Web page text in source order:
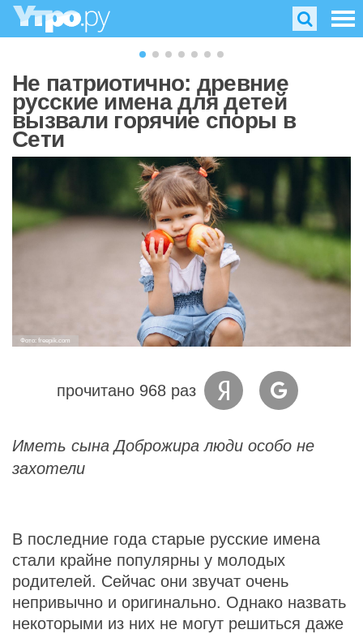
Не патриотично: древние
русские имена для детей
вызвали горячие споры в
Сети
Фото: freepik.com
прочитано 968 раз
Иметь сына Доброжира люди особо не
захотели
В последние года старые русские имена
стали крайне популярны у молодых
родителей. Сейчас они звучат очень
непривычно и оригинально. Однако назвать
некоторыми из них не могут решиться даже